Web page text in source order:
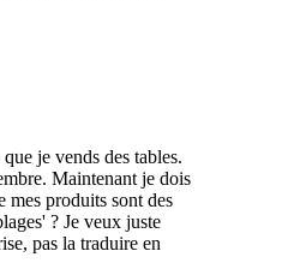
je vends des tables.
Maintenant je dois
mes produits sont des
? Je veux juste
pas la traduire en